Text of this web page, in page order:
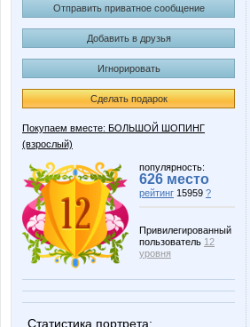
Отправить приватное сообщение
Добавить в друзья
Игнорировать
Сделать подарок
Покупаем вместе: БОЛЬШОЙ ШОПИНГ
(взрослый)
популярность:
626 место
рейтинг 15959 ?
Привилегированный
пользователь 12
уровня
Статистика портрета: